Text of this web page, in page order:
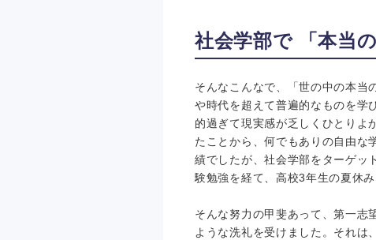
社会学部で 「本当
そんなこんなで、「世の中の本当
や時代を超えて普遍的なものを学
的過ぎて現実感が乏しくひとりよ
たことから、何でもありの自由な
績でしたが、社会学部をターゲッ
験勉強を経て、高校3年生の夏休
そんな努力の甲斐あって、第一志
ような洗礼を受けました。それは